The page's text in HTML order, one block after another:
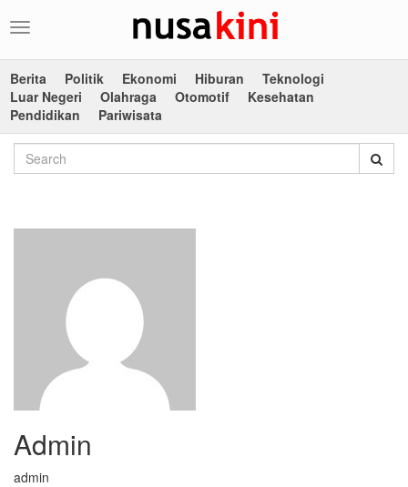
Toggle
Berita
Politik Ekonomi Hiburan
Teknologi
Luar Negeri
Olahraga Otomotif
Kesehatan
Pendidikan
Pariwisata
Admin
admin